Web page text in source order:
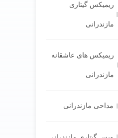
ریمیکس گیتاری
مازندرانی
ریمیکس های عاشقانه
مازندرانی
مداحی مازندرانی